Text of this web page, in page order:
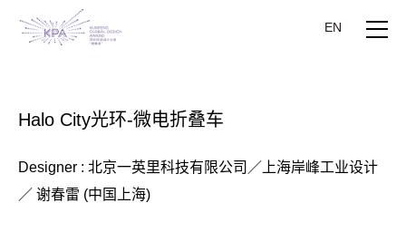
EN
Halo City光环-微电折叠车
Designer : 北京一英里科技有限公司／上海岸峰工业设计
／ 谢春雷 (中国上海)